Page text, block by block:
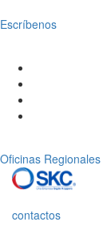
Escríbenos
Oficinas Regionales
contactos